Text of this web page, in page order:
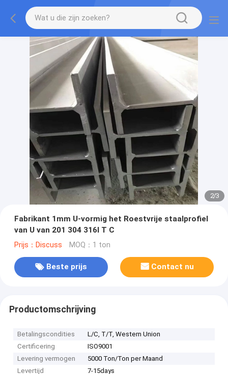
2/3
Fabrikant 1mm U-vormig het Roestvrije staalprofiel
van U van 201 304 316l T C
Prijs：Discuss MOQ：1 ton
Beste prijs Contact nu
Productomschrijving
Betalingscondities
L/C, T/T, Western Union
Certificering
ISO9001
Levering vermogen
5000 Ton/Ton per Maand
Levertijd
7-15days